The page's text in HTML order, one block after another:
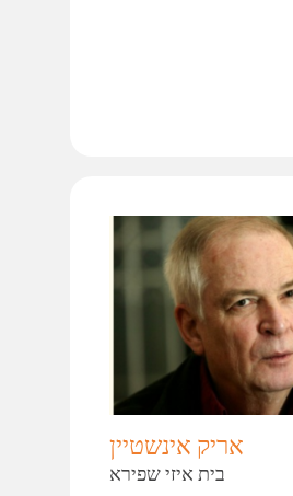
אריק אינשטיין
בית איזי שפירא